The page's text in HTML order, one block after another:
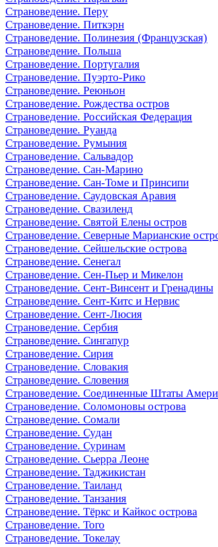
Страноведение. Перу
Страноведение. Питкэрн
Страноведение. Полинезия (Французская)
Страноведение. Польша
Страноведение. Португалия
Страноведение. Пуэрто-Рико
Страноведение. Реюньон
Страноведение. Рождества остров
Страноведение. Российская Федерация
Страноведение. Руанда
Страноведение. Румыния
Страноведение. Сальвадор
Страноведение. Сан-Марино
Страноведение. Сан-Томе и Принсипи
Страноведение. Саудовская Аравия
Страноведение. Свазиленд
Страноведение. Святой Елены остров
Страноведение. Северные Марианские
Страноведение. Сейшельские острова
Страноведение. Сенегал
Страноведение. Сен-Пьер и Микелон
Страноведение. Сент-Винсент и Гренадины
Страноведение. Сент-Китс и Нервис
Страноведение. Сент-Люсия
Страноведение. Сербия
Страноведение. Сингапур
Страноведение. Сирия
Страноведение. Словакия
Страноведение. Словения
Страноведение. Соединенные Штаты
Страноведение. Соломоновы острова
Страноведение. Сомали
Страноведение. Судан
Страноведение. Суринам
Страноведение. Сьерра Леоне
Страноведение. Таджикистан
Страноведение. Таиланд
Страноведение. Танзания
Страноведение. Тёркс и Кайкос острова
Страноведение. Того
Страноведение. Токелау